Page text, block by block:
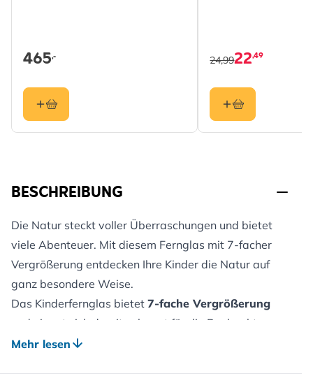
465,- 22,49
24,99
BESCHREIBUNG
Die Natur steckt voller Überraschungen und bietet
viele Abenteuer. Mit diesem Fernglas mit 7-facher
Vergrößerung entdecken Ihre Kinder die Natur auf
ganz besondere Weise.
Das Kinderfernglas bietet 7-fache Vergrößerung
und eignet sich damit sehr gut für die Beobachtung
von Vögeln und anderen Gartentieren, aber natürlich
Mehr lesen